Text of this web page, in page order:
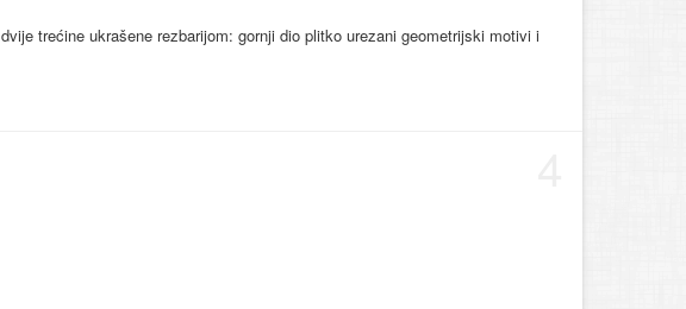
trećine ukrašene rezbarijom: gornji dio plitko urezani geometrijski motivi i